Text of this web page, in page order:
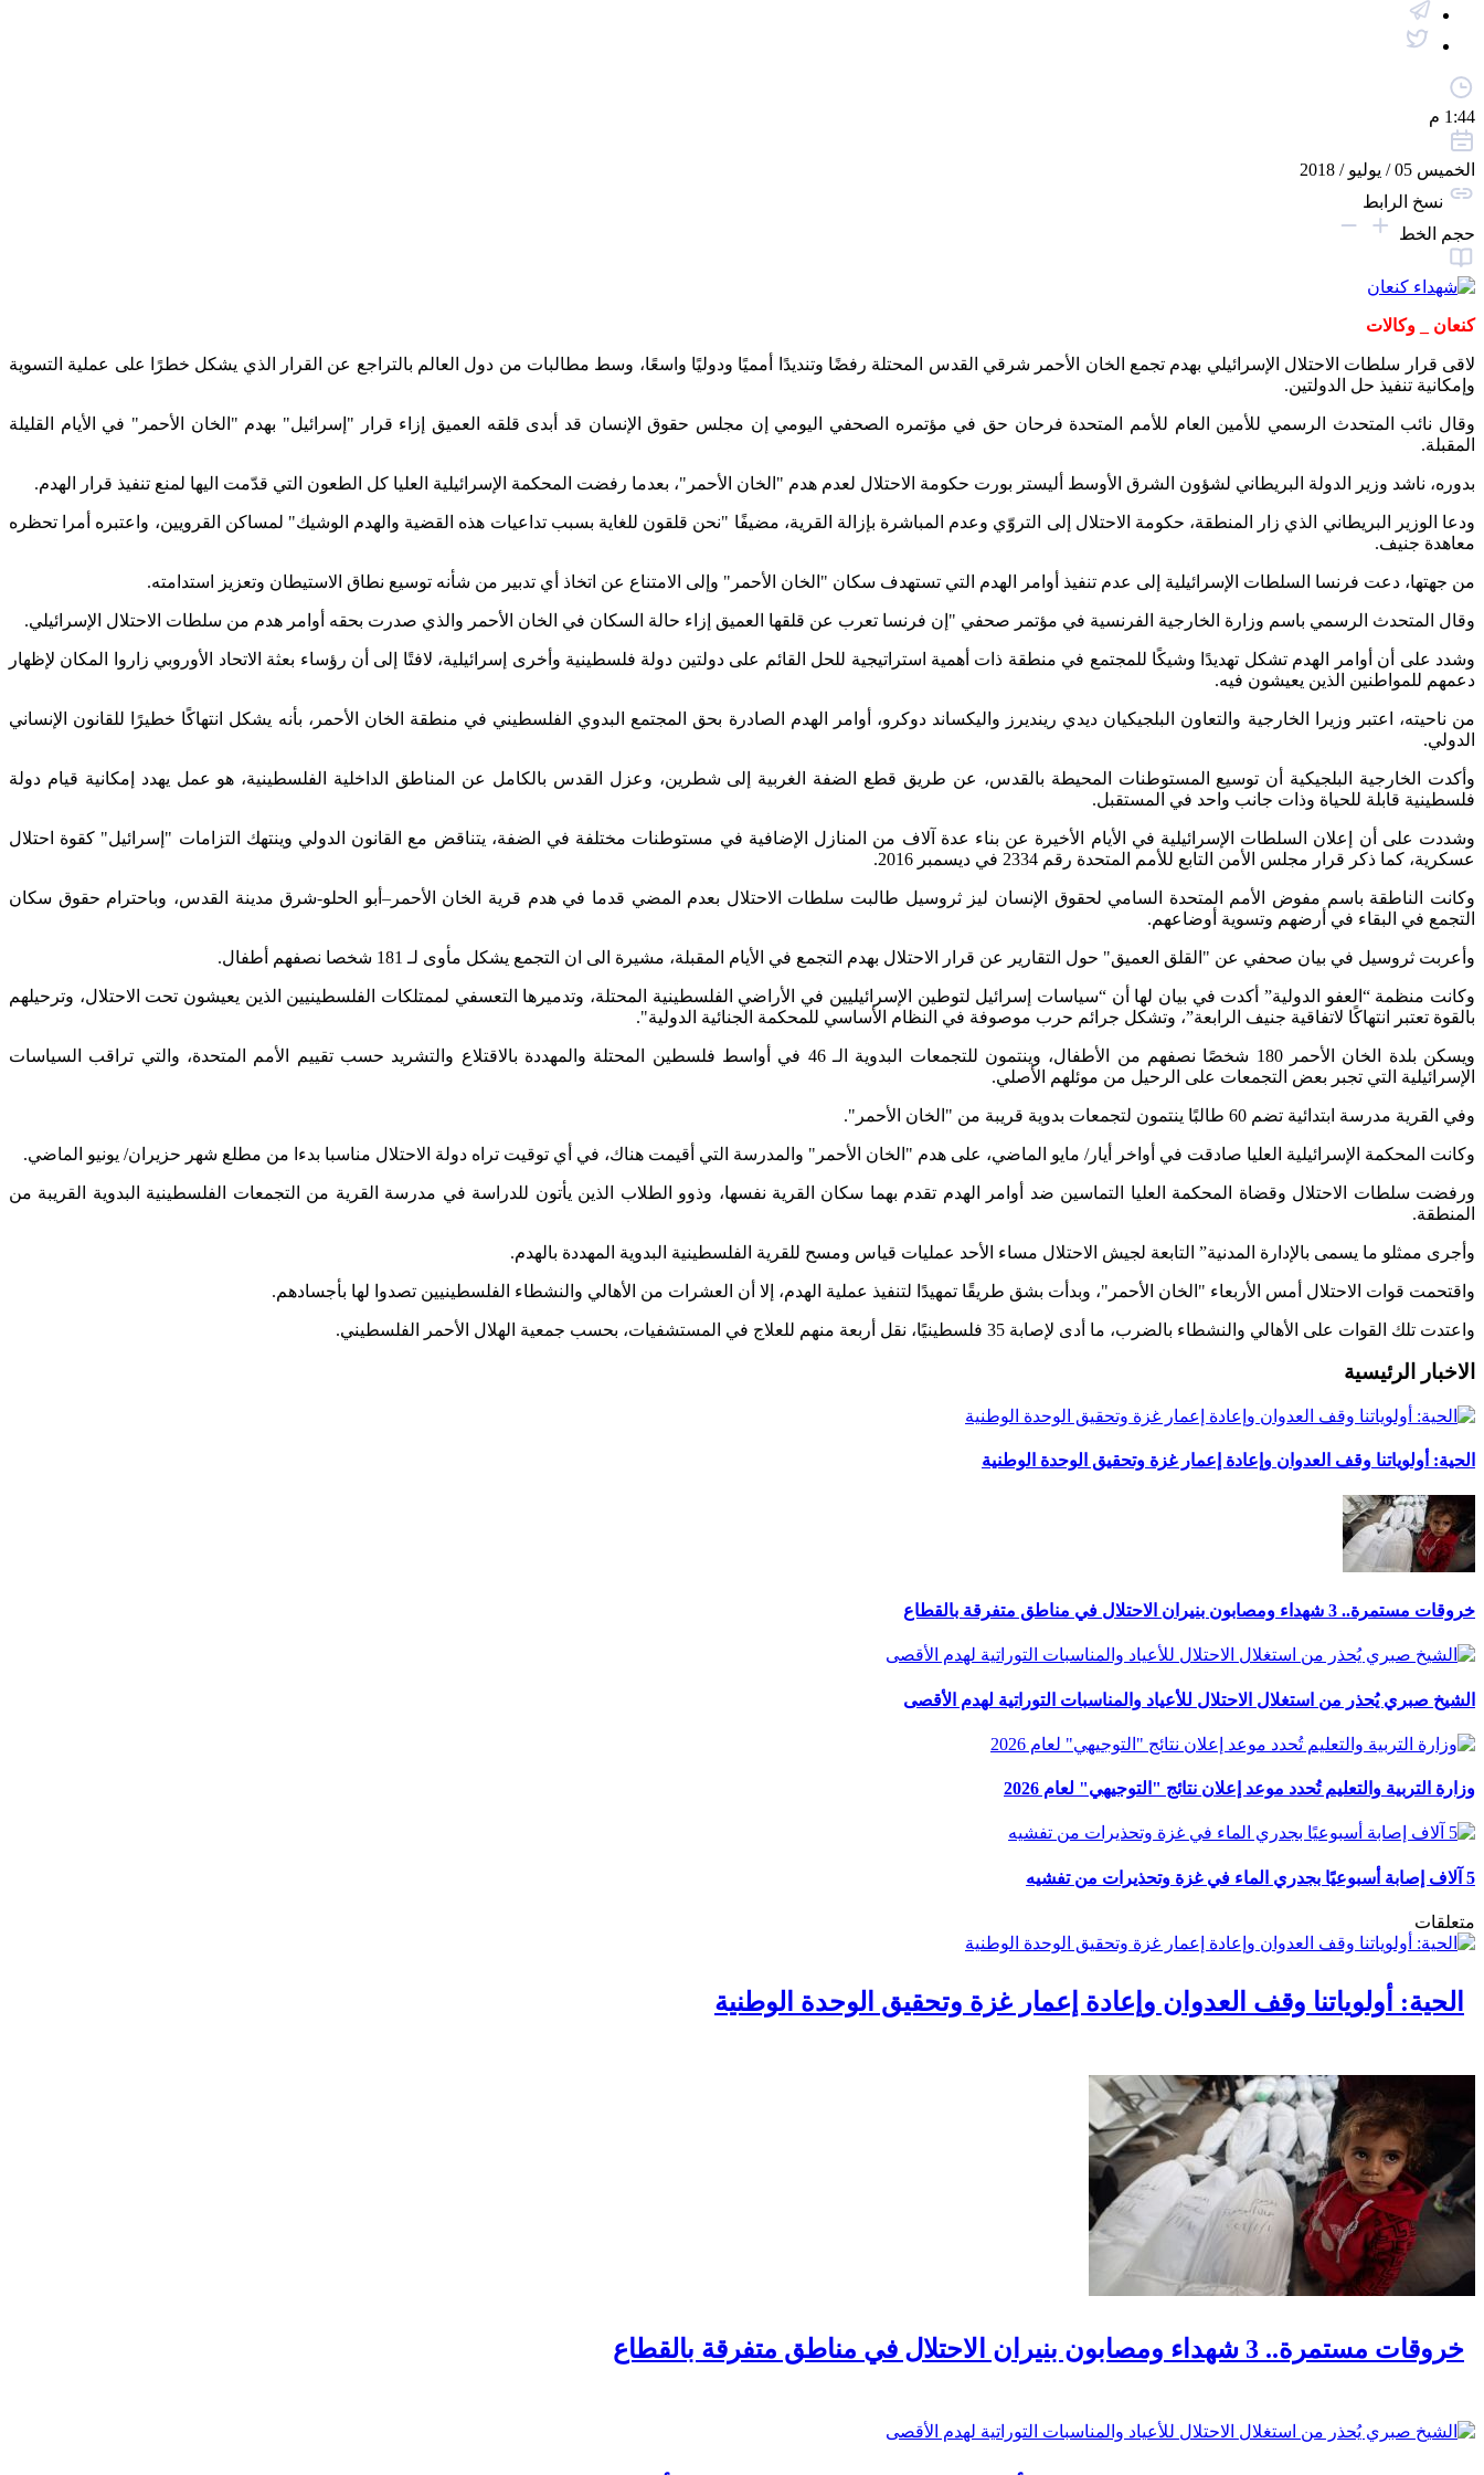
1:44 م
الخميس 05 / يوليو / 2018
نسخ الرابط
حجم الخط
كنعان _ وكالات
لاقى قرار سلطات الاحتلال الإسرائيلي بهدم تجمع الخان الأحمر شرقي القدس المحتلة رفضًا وتنديدًا أمميًا ودوليًا واسعًا، وسط مطالبات من دول العالم بالتراجع عن القرار الذي يشكل خطرًا على عملية التسوية
وإمكانية تنفيذ حل الدولتين.
وقال نائب المتحدث الرسمي للأمين العام للأمم المتحدة فرحان حق في مؤتمره الصحفي اليومي إن مجلس حقوق الإنسان قد أبدى قلقه العميق إزاء قرار "إسرائيل" بهدم "الخان الأحمر" في الأيام القليلة
المقبلة.
بدوره، ناشد وزير الدولة البريطاني لشؤون الشرق الأوسط أليستر بورت حكومة الاحتلال لعدم هدم "الخان الأحمر"، بعدما رفضت المحكمة الإسرائيلية العليا كل الطعون التي قدّمت اليها لمنع تنفيذ قرار الهدم.
ودعا الوزير البريطاني الذي زار المنطقة، حكومة الاحتلال إلى التروّي وعدم المباشرة بإزالة القرية، مضيفًا "نحن قلقون للغاية بسبب تداعيات هذه القضية والهدم الوشيك" لمساكن القرويين، واعتبره أمرا تحظره
معاهدة جنيف.
من جهتها، دعت فرنسا السلطات الإسرائيلية إلى عدم تنفيذ أوامر الهدم التي تستهدف سكان "الخان الأحمر" وإلى الامتناع عن اتخاذ أي تدبير من شأنه توسيع نطاق الاستيطان وتعزيز استدامته.
وقال المتحدث الرسمي باسم وزارة الخارجية الفرنسية في مؤتمر صحفي "إن فرنسا تعرب عن قلقها العميق إزاء حالة السكان في الخان الأحمر والذي صدرت بحقه أوامر هدم من سلطات الاحتلال الإسرائيلي.
وشدد على أن أوامر الهدم تشكل تهديدًا وشيكًا للمجتمع في منطقة ذات أهمية استراتيجية للحل القائم على دولتين دولة فلسطينية وأخرى إسرائيلية، لافتًا إلى أن رؤساء بعثة الاتحاد الأوروبي زاروا المكان لإظهار
دعمهم للمواطنين الذين يعيشون فيه.
من ناحيته، اعتبر وزيرا الخارجية والتعاون البلجيكيان ديدي رينديرز واليكساند دوكرو، أوامر الهدم الصادرة بحق المجتمع البدوي الفلسطيني في منطقة الخان الأحمر، بأنه يشكل انتهاكًا خطيرًا للقانون الإنساني
الدولي.
وأكدت الخارجية البلجيكية أن توسيع المستوطنات المحيطة بالقدس، عن طريق قطع الضفة الغربية إلى شطرين، وعزل القدس بالكامل عن المناطق الداخلية الفلسطينية، هو عمل يهدد إمكانية قيام دولة
فلسطينية قابلة للحياة وذات جانب واحد في المستقبل.
وشددت على أن إعلان السلطات الإسرائيلية في الأيام الأخيرة عن بناء عدة آلاف من المنازل الإضافية في مستوطنات مختلفة في الضفة، يتناقض مع القانون الدولي وينتهك التزامات "إسرائيل" كقوة احتلال
عسكرية، كما ذكر قرار مجلس الأمن التابع للأمم المتحدة رقم 2334 في ديسمبر 2016.
وكانت الناطقة باسم مفوض الأمم المتحدة السامي لحقوق الإنسان ليز ثروسيل طالبت سلطات الاحتلال بعدم المضي قدما في هدم قرية الخان الأحمر–أبو الحلو-شرق مدينة القدس، وباحترام حقوق سكان
التجمع في البقاء في أرضهم وتسوية أوضاعهم.
وأعربت ثروسيل في بيان صحفي عن "القلق العميق" حول التقارير عن قرار الاحتلال بهدم التجمع في الأيام المقبلة، مشيرة الى ان التجمع يشكل مأوى لـ 181 شخصا نصفهم أطفال.
وكانت منظمة “العفو الدولية” أكدت في بيان لها أن “سياسات إسرائيل لتوطين الإسرائيليين في الأراضي الفلسطينية المحتلة، وتدميرها التعسفي لممتلكات الفلسطينيين الذين يعيشون تحت الاحتلال، وترحيلهم
بالقوة تعتبر انتهاكًا لاتفاقية جنيف الرابعة”، وتشكل جرائم حرب موصوفة في النظام الأساسي للمحكمة الجنائية الدولية".
ويسكن بلدة الخان الأحمر 180 شخصًا نصفهم من الأطفال، وينتمون للتجمعات البدوية الـ 46 في أواسط فلسطين المحتلة والمهددة بالاقتلاع والتشريد حسب تقييم الأمم المتحدة، والتي تراقب السياسات
الإسرائيلية التي تجبر بعض التجمعات على الرحيل من موئلهم الأصلي.
وفي القرية مدرسة ابتدائية تضم 60 طالبًا ينتمون لتجمعات بدوية قريبة من "الخان الأحمر".
وكانت المحكمة الإسرائيلية العليا صادقت في أواخر أيار/ مايو الماضي، على هدم "الخان الأحمر" والمدرسة التي أقيمت هناك، في أي توقيت تراه دولة الاحتلال مناسبا بدءا من مطلع شهر حزيران/ يونيو الماضي.
ورفضت سلطات الاحتلال وقضاة المحكمة العليا التماسين ضد أوامر الهدم تقدم بهما سكان القرية نفسها، وذوو الطلاب الذين يأتون للدراسة في مدرسة القرية من التجمعات الفلسطينية البدوية القريبة من
المنطقة.
وأجرى ممثلو ما يسمى بالإدارة المدنية” التابعة لجيش الاحتلال مساء الأحد عمليات قياس ومسح للقرية الفلسطينية البدوية المهددة بالهدم.
واقتحمت قوات الاحتلال أمس الأربعاء "الخان الأحمر"، وبدأت بشق طريقًا تمهيدًا لتنفيذ عملية الهدم، إلا أن العشرات من الأهالي والنشطاء الفلسطينيين تصدوا لها بأجسادهم.
واعتدت تلك القوات على الأهالي والنشطاء بالضرب، ما أدى لإصابة 35 فلسطينيًا، نقل أربعة منهم للعلاج في المستشفيات، بحسب جمعية الهلال الأحمر الفلسطيني.
الاخبار الرئيسية
الحية: أولوياتنا وقف العدوان وإعادة إعمار غزة وتحقيق الوحدة الوطنية
خروقات مستمرة.. 3 شهداء ومصابون بنيران الاحتلال في مناطق متفرقة بالقطاع
الشيخ صبري يُحذر من استغلال الاحتلال للأعياد والمناسبات التوراتية لهدم الأقصى
وزارة التربية والتعليم تُحدد موعد إعلان نتائج "التوجيهي" لعام 2026
5 آلاف إصابة أسبوعيًا بجدري الماء في غزة وتحذيرات من تفشيه
متعلقات
الحية: أولوياتنا وقف العدوان وإعادة إعمار غزة وتحقيق الوحدة الوطنية
خروقات مستمرة.. 3 شهداء ومصابون بنيران الاحتلال في مناطق متفرقة بالقطاع